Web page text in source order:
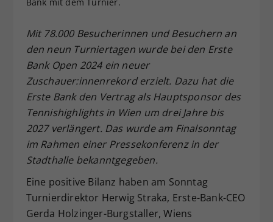
Bank mit dem Turnier.
Mit 78.000 Besucherinnen und Besuchern an
den neun Turniertagen wurde bei den Erste
Bank Open 2024 ein neuer
Zuschauer:innenrekord erzielt. Dazu hat die
Erste Bank den Vertrag als Hauptsponsor des
Tennishighlights in Wien um drei Jahre bis
2027 verlängert. Das wurde am Finalsonntag
im Rahmen einer Pressekonferenz in der
Stadthalle bekanntgegeben.
Eine positive Bilanz haben am Sonntag
Turnierdirektor Herwig Straka, Erste-Bank-CEO
Gerda Holzinger-Burgstaller, Wiens
Zweck
Einstellungen. Unter anderem eine
historische Speicherung Ihrer
vorgenommen Einstellungen, falls der
Webseiten-Betreiber dies eingestellt
hat.